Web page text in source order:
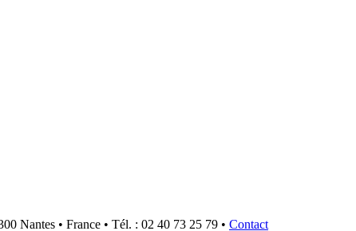
Nantes • France • Tél. : 02 40 73 25 79 • Contact